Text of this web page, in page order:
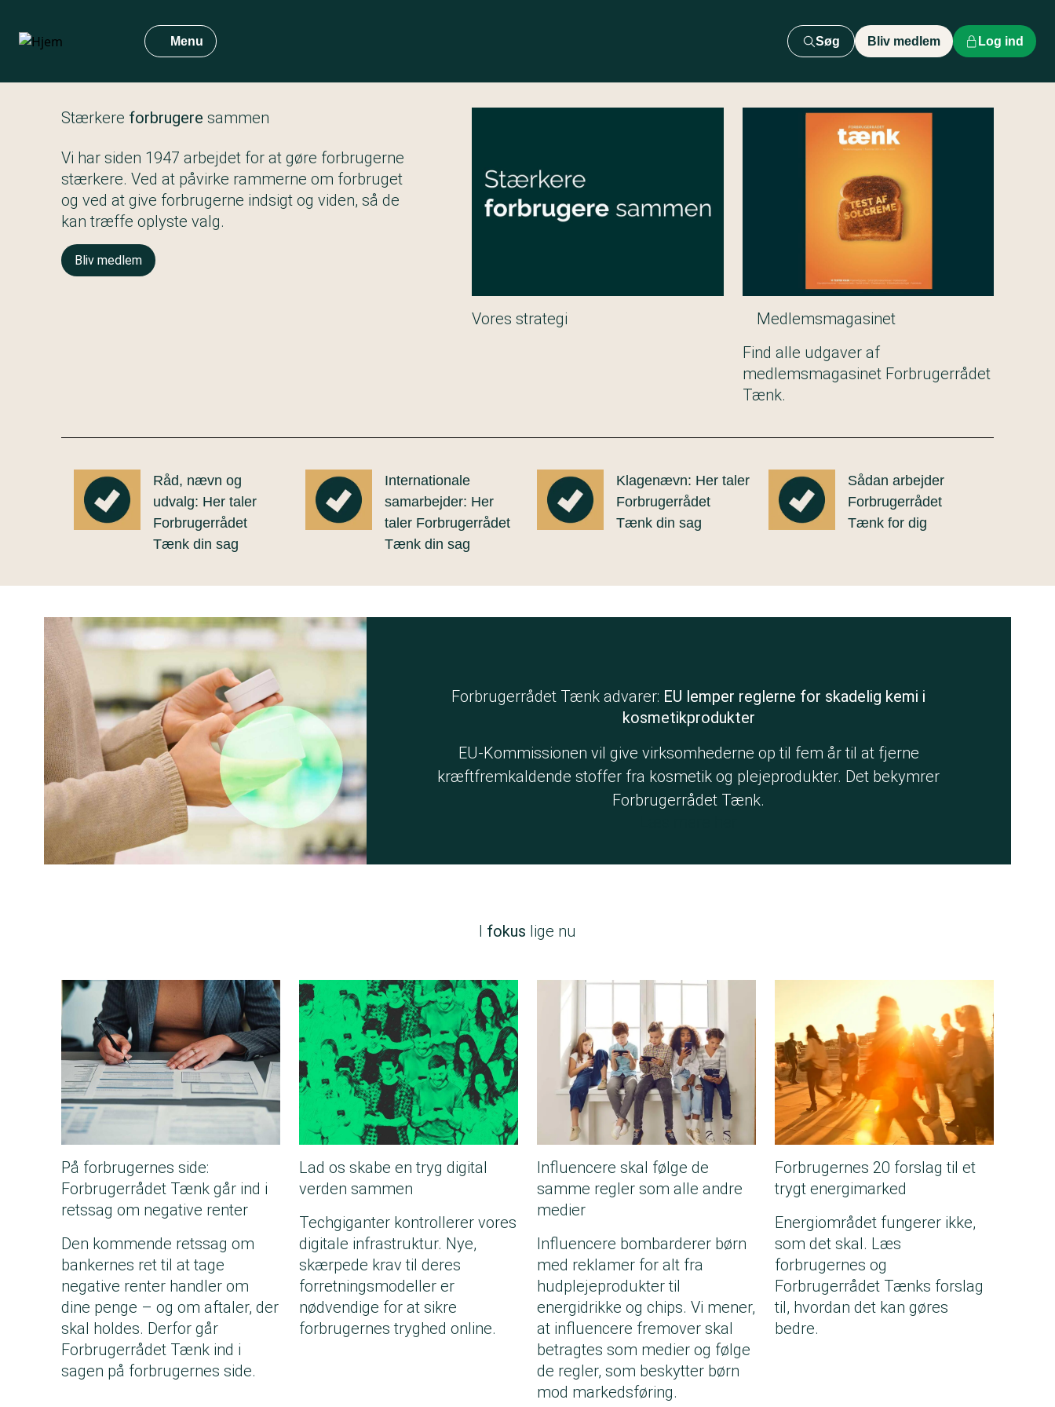
hovedindhold
Menu Søg Bliv medlem Log ind
Stærkere forbrugere sammen
Vi har siden 1947 arbejdet for at gøre forbrugerne
stærkere. Ved at påvirke rammerne om forbruget
og ved at give forbrugerne indsigt og viden, så de
kan træffe oplyste valg.
Bliv medlem
Vores strategi
Medlemsmagasinet
Find alle udgaver af
medlemsmagasinet Forbrugerrådet
Tænk.
Råd, nævn og
udvalg: Her taler
Forbrugerrådet
Tænk din sag
Internationale
samarbejder: Her
taler Forbrugerrådet
Tænk din sag
Klagenævn: Her taler
Forbrugerrådet
Tænk din sag
Sådan arbejder
Forbrugerrådet
Tænk for dig
Forbrugerrådet Tænk advarer: EU lemper reglerne for skadelig kemi i
kosmetikprodukter
EU-Kommissionen vil give virksomhederne op til fem år til at fjerne
kræftfremkaldende stoffer fra kosmetik og plejeprodukter. Det bekymrer
Forbrugerrådet Tænk.
I fokus lige nu
På forbrugernes side:
Forbrugerrådet Tænk går ind i
retssag om negative renter
Den kommende retssag om
bankernes ret til at tage
negative renter handler om
dine penge – og om aftaler, der
skal holdes. Derfor går
Forbrugerrådet Tænk ind i
sagen på forbrugernes side.
Lad os skabe en tryg digital
verden sammen
Techgiganter kontrollerer vores
digitale infrastruktur. Nye,
skærpede krav til deres
forretningsmodeller er
nødvendige for at sikre
forbrugernes tryghed online.
Influencere skal følge de
samme regler som alle andre
medier
Influencere bombarderer børn
med reklamer for alt fra
hudplejeprodukter til
energidrikke og chips. Vi mener,
at influencere fremover skal
betragtes som medier og følge
de regler, som beskytter børn
mod markedsføring.
Forbrugernes 20 forslag til et
trygt energimarked
Energiområdet fungerer ikke,
som det skal. Læs
forbrugernes og
Forbrugerrådet Tænks forslag
til, hvordan det kan gøres
bedre.